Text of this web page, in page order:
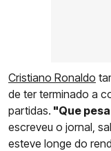
Cristiano Ronaldo
de ter terminado a
partidas. "Que
escreveu o jornal,
esteve longe do